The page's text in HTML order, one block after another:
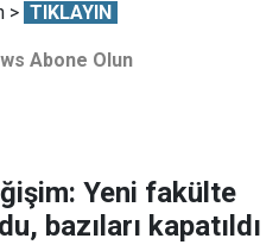
> TIKLAYIN
Abone Olun
Yeni fakülte
bazıları kapatıldı